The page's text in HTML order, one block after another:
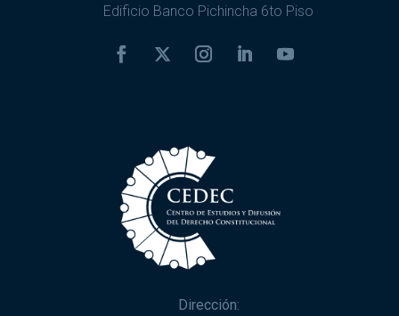
Edificio Banco Pichincha 6to Piso
Dirección: